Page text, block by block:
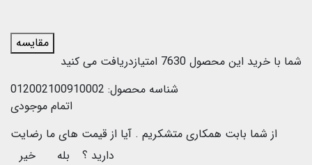
مقایسه
شما با خرید این محصول 7630 امتیازدریافت می کنید
شناسه محصول: 012002100910002
اتمام موجودی
از شما بابت همکاری متشکریم . آیا از قیمت های ما رضایت
دارید ؟
بله
خیر